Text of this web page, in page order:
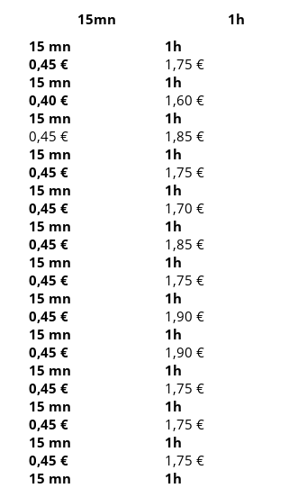
15mn 1h
15 mn
0,45 €
1h
1,75 €
15 mn
0,40 €
1h
1,60 €
15 mn
0,45 €
1h
1,85 €
15 mn
0,45 €
1h
1,75 €
15 mn
0,45 €
1h
1,70 €
15 mn
0,45 €
1h
1,85 €
15 mn
0,45 €
1h
1,75 €
15 mn
0,45 €
1h
1,90 €
15 mn
0,45 €
1h
1,90 €
15 mn
0,45 €
1h
1,75 €
15 mn
0,45 €
1h
1,75 €
15 mn
0,45 €
1h
1,75 €
15 mn
1h